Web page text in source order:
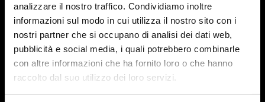
analizzare il nostro traffico. Condividiamo inoltre
informazioni sul modo in cui utilizza il nostro sito con i
nostri partner che si occupano di analisi dei dati web,
pubblicità e social media, i quali potrebbero combinarle
con altre informazioni che ha fornito loro o che hanno
raccolto dal suo utilizzo dei loro servizi.